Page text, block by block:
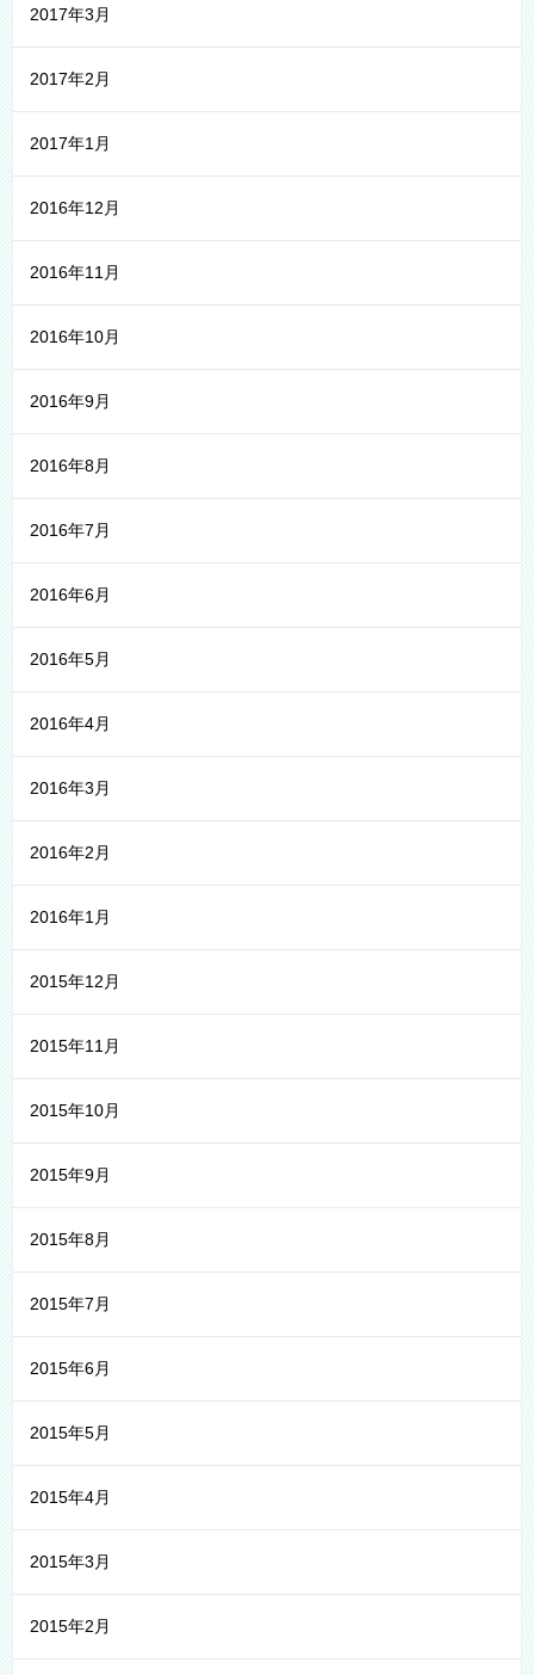
2017年3月
2017年2月
2017年1月
2016年12月
2016年11月
2016年10月
2016年9月
2016年8月
2016年7月
2016年6月
2016年5月
2016年4月
2016年3月
2016年2月
2016年1月
2015年12月
2015年11月
2015年10月
2015年9月
2015年8月
2015年7月
2015年6月
2015年5月
2015年4月
2015年3月
2015年2月